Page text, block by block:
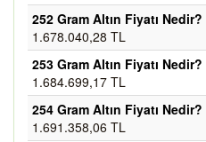
252 Gram Altın Fiyatı Nedir?
1.678.040,28 TL
253 Gram Altın Fiyatı Nedir?
1.684.699,17 TL
254 Gram Altın Fiyatı Nedir?
1.691.358,06 TL